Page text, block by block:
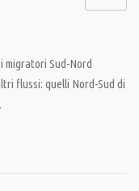
migratori Sud-Nord
flussi: quelli Nord-Sud di